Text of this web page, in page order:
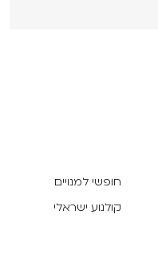
חופשי למנויים
קולנוע ישראלי